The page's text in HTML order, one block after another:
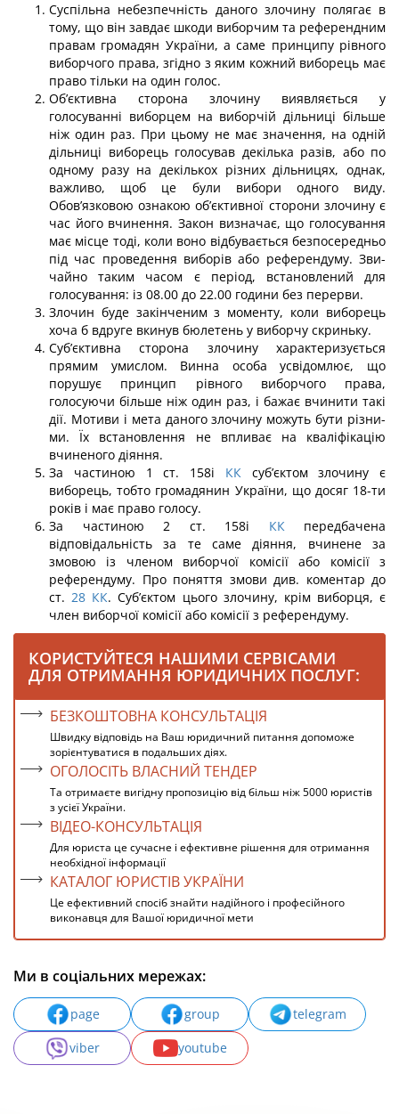
Суспільна небезпечність даного злочину полягає в
тому, що він завдає шкоди виборчим та референдним
правам громадян України, а саме принципу рівного
ви­борчого права, згідно з яким кожний виборець має
право тільки на один голос.
Об’єктивна сторона злочину виявляється у
голосуванні виборцем на виборчій дільниці більше
ніж один раз. При цьому не має значення, на одній
дільниці виборець голосував декілька разів, або по
одному разу на декількох різних дільницях, однак,
важливо, щоб це були вибори одного виду.
Обов’язковою ознакою об’єктивної сторо­ни злочину є
час його вчинення. Закон визначає, що голосування
має місце тоді, коли воно відбувається безпосередньо
під час проведення виборів або референдуму. Зви­
чайно таким часом є період, встановлений для
голосування: із 08.00 до 22.00 години без перерви.
Злочин буде закінченим з моменту, коли виборець
хоча б вдруге вкинув бюлетень у виборчу скриньку.
Суб’єктивна сторона злочину характеризується
прямим умислом. Винна осо­ба усвідомлює, що
порушує принцип рівного виборчого права,
голосуючи більше ніж один раз, і бажає вчинити такі
дії. Мотиви і мета даного злочину можуть бути різни­
ми. Їх встановлення не впливає на кваліфікацію
вчиненого діяння.
За частиною 1 ст. 158і ККсуб’єктом злочину є
виборець, тобто громадянин України, що досяг 18-ти
років і має право голосу.
За частиною 2 ст. 158і ККпередбачена
відповідальність за те саме діяння, вчи­нене за
змовою із членом виборчої комісії або комісії з
референдуму. Про поняття змови див. коментар до
ст. 28 КК. Суб’єктом цього злочину, крім виборця, є
член ви­борчої комісії або комісії з референдуму.
КОРИСТУЙТЕСЯ НАШИМИ СЕРВІСАМИ
ДЛЯ ОТРИМАННЯ ЮРИДИЧНИХ ПОСЛУГ:
БЕЗКОШТОВНА КОНСУЛЬТАЦІЯ
Швидку відповідь на Ваш юридичний питання допоможе
зорієнтуватися в подальших діях.
ОГОЛОСІТЬ ВЛАСНИЙ ТЕНДЕР
Та отримаєте вигідну пропозицію від більш ніж 5000 юристів
з усієї України.
ВІДЕО-КОНСУЛЬТАЦІЯ
Для юриста це сучасне і ефективне рішення для отримання
необхідної інформації
КАТАЛОГ ЮРИСТІВ УКРАЇНИ
Це ефективний спосіб знайти надійного і професійного
виконавця для Вашої юридичної мети
Ми в соціальних мережах:
page group
telegram
viber
youtube